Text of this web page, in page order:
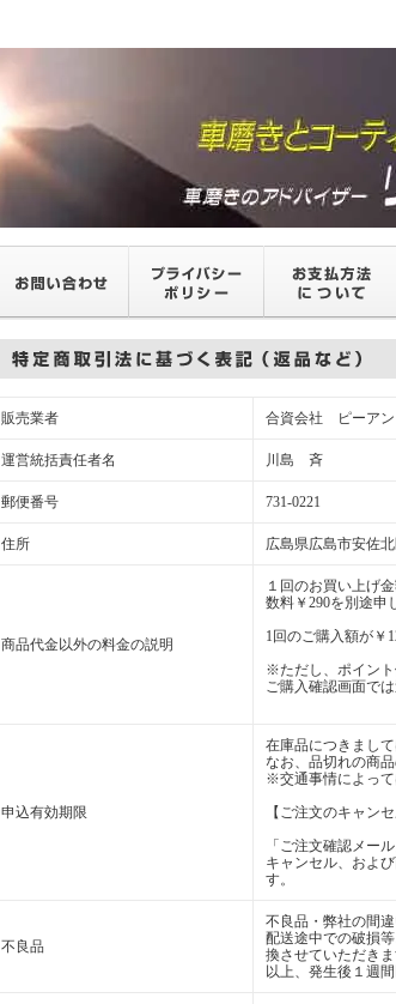
販売業者 合資会社 ピーアン
運営統括責任者名 川島 斉
郵便番号 731-0221
住所 広島県広島市安佐
商品代金以外の料金の説明
１回のお買い上げ
数料￥290を別途申
1回のご購入額が￥
※ただし、ポイント
ご購入確認画面で
申込有効期限
在庫品につきまし
なお、品切れの商
※交通事情によって
【ご注文のキャン
「ご注文確認メー
キャンセル、およ
す。
不良品
不良品・弊社の間
配送途中での破損
換させていただきま
以上、発生後１週